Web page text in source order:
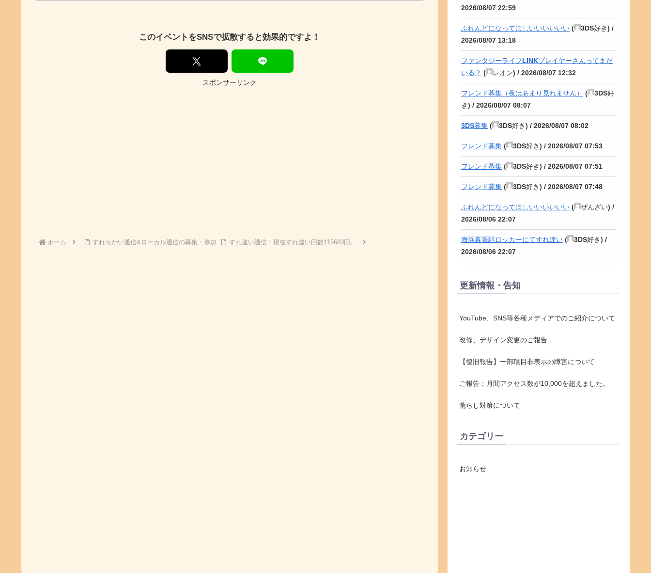
このイベントをSNSで拡散すると効果的ですよ！
スポンサーリンク
ホーム すれちがい通信&ローカル通信の募集・参加 すれ違い通信！現在すれ違い回数115683回。
2026/08/07 22:59
ふれんどになってほしいいいいいい ( 3DS好き) /
2026/08/07 13:18
ファンタジーライフLINKプレイヤーさんってまだ
いる？ ( レオン) / 2026/08/07 12:32
フレンド募集（夜はあまり見れません） (
3DS好
き) / 2026/08/07 08:07
3DS募集 ( 3DS好き) / 2026/08/07 08:02
フレンド募集 ( 3DS好き) / 2026/08/07 07:53
フレンド募集 ( 3DS好き) / 2026/08/07 07:51
フレンド募集 ( 3DS好き) / 2026/08/07 07:48
ふれんどになってほしいいいいいい ( ぜんざい) /
2026/08/06 22:07
海浜幕張駅ロッカーにてすれ違い ( 3DS好き) /
2026/08/06 22:07
更新情報・告知
YouTube、SNS等各種メディアでのご紹介について
改修、デザイン変更のご報告
【復旧報告】一部項目非表示の障害について
ご報告：月間アクセス数が10,000を超えました。
荒らし対策について
カテゴリー
お知らせ